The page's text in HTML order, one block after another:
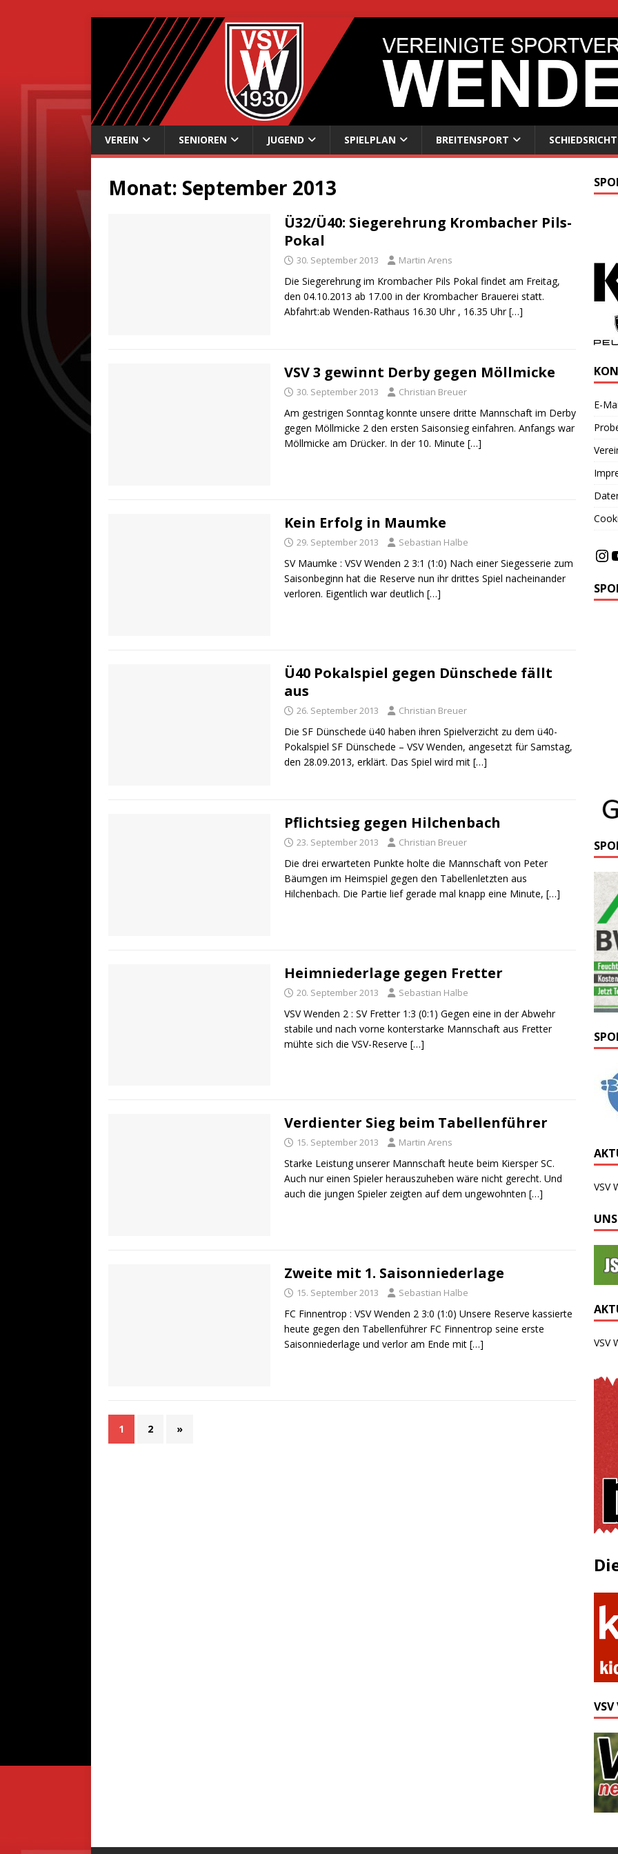
VEREIN SENIOREN JUGEND SPIELPLAN BREITENSPORT
Monat: September 2013
Ü32/Ü40: Siegerehrung Krombacher Pils-
Pokal
30. September 2013 Martin Arens
Die Siegerehrung im Krombacher Pils Pokal findet am Freitag,
den 04.10.2013 ab 17.00 in der Krombacher Brauerei statt.
Abfahrt:ab Wenden-Rathaus 16.30 Uhr , 16.35 Uhr[…]
VSV 3 gewinnt Derby gegen Möllmicke
30. September 2013 Christian Breuer
Am gestrigen Sonntag konnte unsere dritte Mannschaft im Derby
gegen Möllmicke 2 den ersten Saisonsieg einfahren. Anfangs war
Möllmicke am Drücker. In der 10. Minute […]
Kein Erfolg in Maumke
29. September 2013 Sebastian Halbe
SV Maumke : VSV Wenden 2 3:1 (1:0) Nach einer Siegesserie zum
Saisonbeginn hat die Reserve nun ihr drittes Spiel nacheinander
verloren. Eigentlich war deutlich […]
Ü40 Pokalspiel gegen Dünschede fällt
aus
26. September 2013 Christian Breuer
Die SF Dünschede ü40 haben ihren Spielverzicht zu dem ü40-
Pokalspiel SF Dünschede – VSV Wenden, angesetzt für Samstag,
den 28.09.2013, erklärt. Das Spiel wird mit […]
Pflichtsieg gegen Hilchenbach
23. September 2013 Christian Breuer
Die drei erwarteten Punkte holte die Mannschaft von Peter
Bäumgen im Heimspiel gegen den Tabellenletzten aus
Hilchenbach. Die Partie lief gerade mal knapp eine Minute, […]
Heimniederlage gegen Fretter
20. September 2013 Sebastian Halbe
VSV Wenden 2 : SV Fretter 1:3 (0:1) Gegen eine in der Abwehr
stabile und nach vorne konterstarke Mannschaft aus Fretter
mühte sich die VSV-Reserve […]
Verdienter Sieg beim Tabellenführer
15. September 2013 Martin Arens
Starke Leistung unserer Mannschaft heute beim Kiersper SC.
Auch nur einen Spieler herauszuheben wäre nicht gerecht. Und
auch die jungen Spieler zeigten auf dem ungewohnten […]
Zweite mit 1. Saisonniederlage
15. September 2013 Sebastian Halbe
FC Finnentrop : VSV Wenden 2 3:0 (1:0) Unsere Reserve kassierte
heute gegen den Tabellenführer FC Finnentrop seine erste
Saisonniederlage und verlor am Ende mit […]
1 2 »
E-
VSV
VSV
VSV